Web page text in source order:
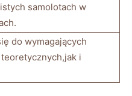
samolotach w
do wymagających
i